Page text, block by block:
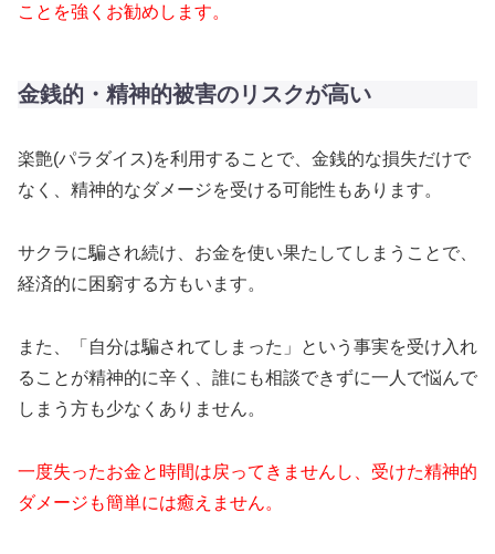
ことを強くお勧めします。
金銭的・精神的被害のリスクが高い
楽艶(パラダイス)を利用することで、金銭的な損失だけで
なく、精神的なダメージを受ける可能性もあります。
サクラに騙され続け、お金を使い果たしてしまうことで、
経済的に困窮する方もいます。
また、「自分は騙されてしまった」という事実を受け入れ
ることが精神的に辛く、誰にも相談できずに一人で悩んで
しまう方も少なくありません。
一度失ったお金と時間は戻ってきませんし、受けた精神的
ダメージも簡単には癒えません。